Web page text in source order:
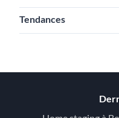
Tendances